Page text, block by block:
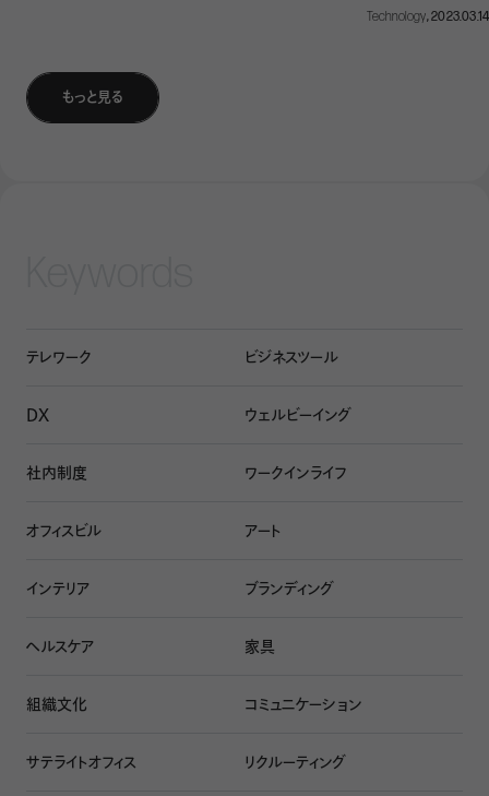
サーキュラーエコノミーの促進と実現をめざす国際的な非営
Foundation）は、
下を挙げている。
の概念図として
バタフライダイアグラムを提示している。サー
一般社団法人サーキュラーエコノミー・ジャパンでは、このバ
している。
もっと見る
Technology, 2023.03.14
テレワーク ビジネスツール
DX ウェルビーイング
社内制度 ワークインライフ
オフィスビル アート
インテリア ブランディング
ヘルスケア 家具
組織文化 コミュニケーション
サテライトオフィス リクルーティング